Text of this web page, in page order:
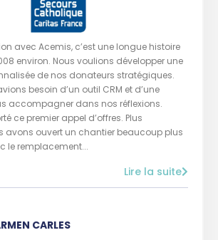
avec Acemis, c’est une longue histoire
environ. Nous voulions développer une
de nos donateurs stratégiques.
besoin d’un outil CRM et d’une
accompagner dans nos réflexions.
ce premier appel d’offres. Plus
avons ouvert un chantier beaucoup plus
le remplacement...
Lire la suite
CARLES